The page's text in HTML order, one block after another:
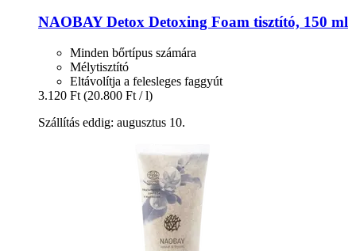
NAOBAYDetox Detoxing Foam tisztító, 150 ml
Minden bőrtípus számára
Mélytisztító
Eltávolítja a felesleges faggyút
3.120 Ft (20.800 Ft / l)
Szállítás eddig: augusztus 10.